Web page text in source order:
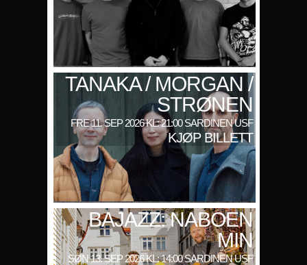
TANAKA / MORGAN /
STRØNEN
FRE 11. SEP 2026 KL: 21:00 SARDINEN USF
KJØP BILLETT
BAJAZZ: NABOEN
MIN
SØN 13. SEP 2026 KL: 14:00 SARDINEN USF